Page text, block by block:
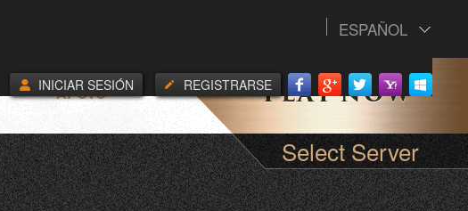
ESPAÑOL
REGISTRARSE
INICIAR SESIÓN
APOYO
Select Server